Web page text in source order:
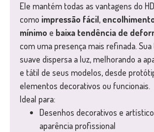
Ele mantém todas as vantagens do
como impressão fácil,
mínimo e baixa tendência de
com uma presença mais refinada.
suave dispersa a luz, melhorando a
e tátil de seus modelos, desde
elementos decorativos ou funcionais.
Ideal para:
Desenhos decorativos e
aparência profissional